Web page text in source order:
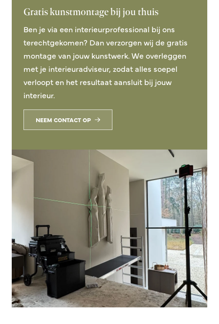
Gratis kunstmontage bij jou thuis
Ben je via een interieurprofessional bij ons
terechtgekomen? Dan verzorgen wij de gratis
montage van jouw kunstwerk. We overleggen
met je interieuradviseur, zodat alles soepel
verloopt en het resultaat aansluit bij jouw
interieur.
NEEM CONTACT OP